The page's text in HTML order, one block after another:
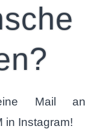
Mail an
in Instagram!